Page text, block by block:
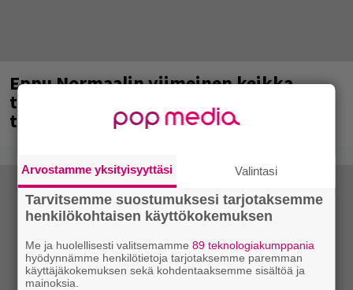
Eppu Normaalin viimeinen keikka
tänään – katso kuvagalleria torstailta
täältä
Arvostamme yksityisyyttäsi Valintasi
Tarvitsemme suostumuksesi tarjotaksemme
henkilökohtaisen käyttökokemuksen
Me ja huolellisesti valitsemamme89 teknologiakumppania
hyödynnämme henkilötietoja tarjotaksemme paremman
käyttäjäkokemuksen sekä kohdentaaksemme sisältöä ja
mainoksia.